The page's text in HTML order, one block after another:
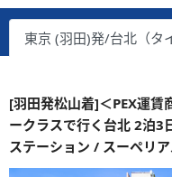
東京 (羽田)発/台北（タ
[羽田発松山着]＜PEX運賃
ークラスで行く台北 2泊3
ステーション / スーペリ